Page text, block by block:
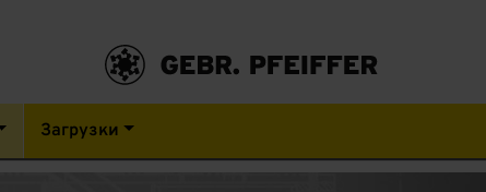
Загрузки